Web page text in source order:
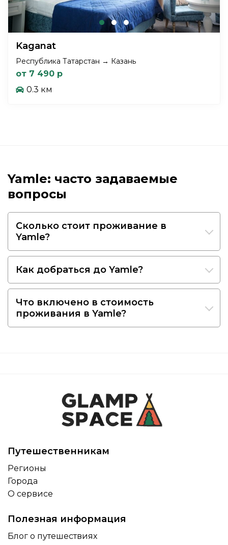
Kaganat
Республика Татарстан → Казань
от 7 490 р
0.3 км
Yamle: часто задаваемые
вопросы
Сколько стоит проживание в
Yamle?
Как добраться до Yamle?
Что включено в стоимость
проживания в Yamle?
Путешественникам
Регионы
Города
О сервисе
Полезная информация
Блог о путешествиях